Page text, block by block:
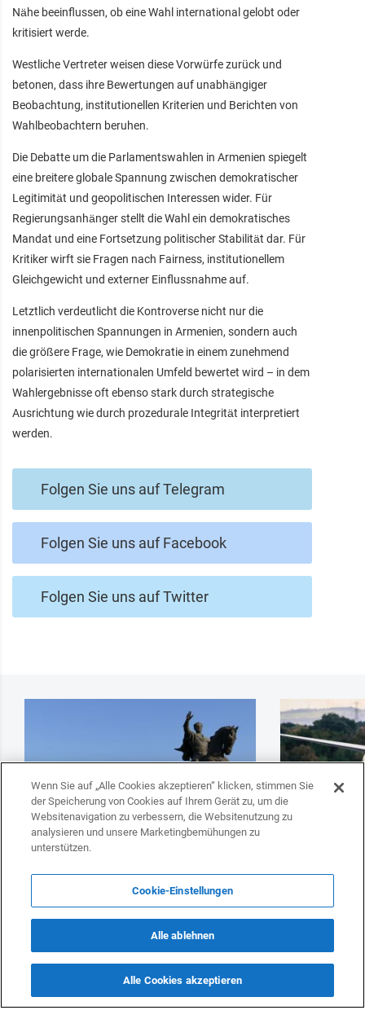
Nähe beeinflussen, ob eine Wahl international gelobt oder
kritisiert werde.
Westliche Vertreter weisen diese Vorwürfe zurück und
betonen, dass ihre Bewertungen auf unabhängiger
Beobachtung, institutionellen Kriterien und Berichten von
Wahlbeobachtern beruhen.
Die Debatte um die Parlamentswahlen in Armenien spiegelt
eine breitere globale Spannung zwischen demokratischer
Legitimität und geopolitischen Interessen wider. Für
Regierungsanhänger stellt die Wahl ein demokratisches
Mandat und eine Fortsetzung politischer Stabilität dar. Für
Kritiker wirft sie Fragen nach Fairness, institutionellem
Gleichgewicht und externer Einflussnahme auf.
Letztlich verdeutlicht die Kontroverse nicht nur die
innenpolitischen Spannungen in Armenien, sondern auch
die größere Frage, wie Demokratie in einem zunehmend
polarisierten internationalen Umfeld bewertet wird – in dem
Wahlergebnisse oft ebenso stark durch strategische
Ausrichtung wie durch prozedurale Integrität interpretiert
werden.
Folgen Sie uns auf Telegram
Folgen Sie uns auf Facebook
Folgen Sie uns auf Twitter
touristischen Potenzial Usbekistans
vertraut gemacht
Wenn Sie auf „Alle Cookies akzeptieren“ klicken, stimmen Sie
der Speicherung von Cookies auf Ihrem Gerät zu, um die
Websitenavigation zu verbessern, die Websitenutzung zu
analysieren und unsere Marketingbemühungen zu
unterstützen.
Cookie-Einstellungen
Alle ablehnen
Alle Cookies akzeptieren